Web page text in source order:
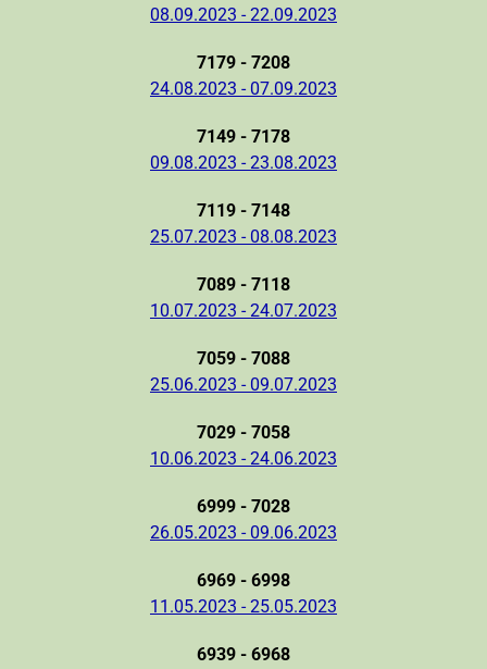
08.09.2023 - 22.09.2023
7179 - 7208
24.08.2023 - 07.09.2023
7149 - 7178
09.08.2023 - 23.08.2023
7119 - 7148
25.07.2023 - 08.08.2023
7089 - 7118
10.07.2023 - 24.07.2023
7059 - 7088
25.06.2023 - 09.07.2023
7029 - 7058
10.06.2023 - 24.06.2023
6999 - 7028
26.05.2023 - 09.06.2023
6969 - 6998
11.05.2023 - 25.05.2023
6939 - 6968